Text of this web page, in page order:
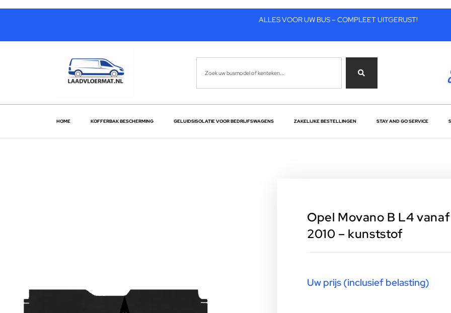
ALLES VOOR UW BUS – COMPLEET UITGERUST!
HOME KOFFERBAK BESCHERMING GELUIDSISOLATIE VOOR BEDRIJFSWAGENS ZAKELIJKE BESTELLINGEN STAY AND GO SERVICE
Opel Movano B L4 vanaf
2010 – kunststof
Uw prijs (inclusief belasting)